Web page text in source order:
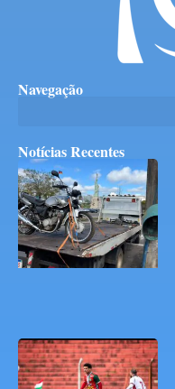
Navegação
Notícias Recentes